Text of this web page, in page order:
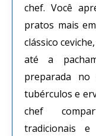
chef. Você
pratos mais
clássico
até a
preparada no
tubérculos e
chef
tradicionais